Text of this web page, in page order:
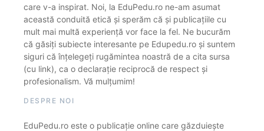
care v-a inspirat. Noi, la EduPedu.ro ne-am asumat
această conduită etică și sperăm că și publicațiile cu
mult mai multă experiență vor face la fel. Ne bucurăm
că găsiți subiecte interesante pe Edupedu.ro și suntem
siguri că înțelegeți rugămintea noastră de a cita sursa
(cu link), ca o declarație reciprocă de respect și
profesionalism. Vă mulțumim!
DESPRE NOI
EduPedu.ro este o publicație online care găzduiește